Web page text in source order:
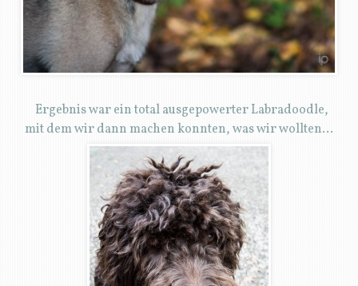
Ergebnis war ein total ausgepowerter Labradoodle,
mit dem wir dann machen konnten, was wir wollten…